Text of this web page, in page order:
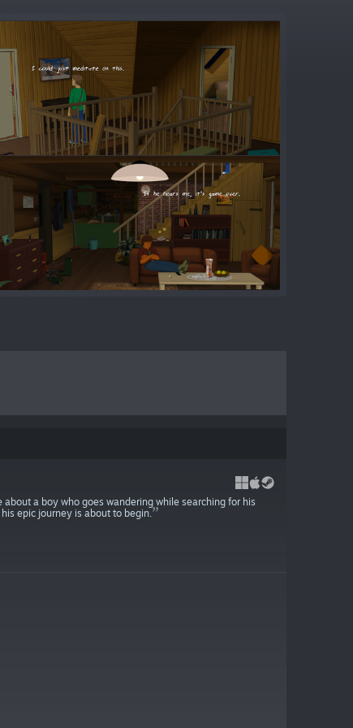
a boy who goes wandering while searching for his
epic journey is about to begin.